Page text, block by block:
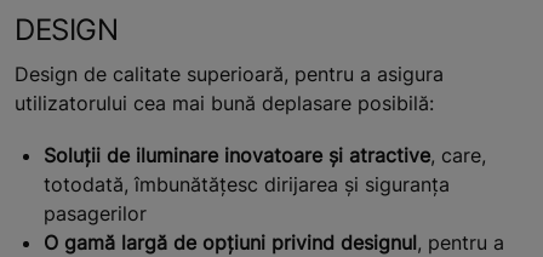
DESIGN
Design de calitate superioară, pentru a asigura
utilizatorului cea mai bună deplasare posibilă:
Soluții de iluminare inovatoare și atractive, care,
totodată, îmbunătățesc dirijarea și siguranța
pasagerilor
O gamă largă de opțiuni privind designul, pentru a